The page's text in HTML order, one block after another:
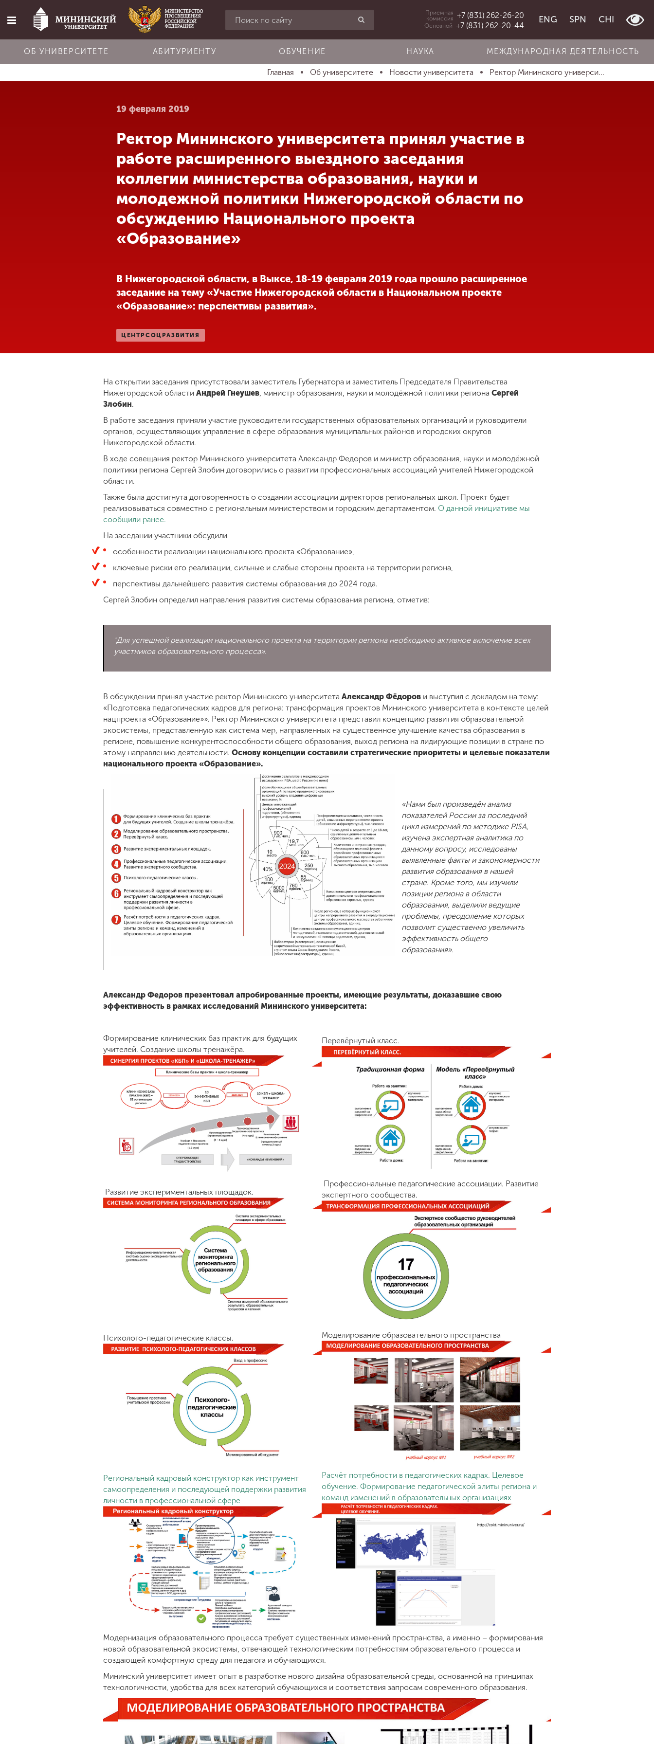
Главная
Приемная
комиссия +7 (831) 262-26-20
Основной +7 (831) 262-20-44
ENG SPN CHI
ОБ УНИВЕРСИТЕТЕ АБИТУРИЕНТУ ОБУЧЕНИЕ НАУКА МЕЖДУНАРОДНАЯ ДЕЯТЕЛЬНОСТЬ
Главная Об университете Новости университета Ректор Мининского универси...
19 февраля 2019
Ректор Мининского университета принял участие в
работе расширенного выездного заседания
коллегии министерства образования, науки и
молодежной политики Нижегородской области по
обсуждению Национального проекта
«Образование»
В Нижегородской области, в Выксе, 18-19 февраля 2019 года прошло расширенное
заседание на тему «Участие Нижегородской области в Национальном проекте
«Образование»: перспективы развития».
ЦЕНТРСОЦРАЗВИТИЯ
На открытии заседания присутствовали заместитель Губернатора и заместитель Председателя Правительства
Нижегородской области Андрей Гнеушев, министр образования, науки и молодёжной политики региона Сергей
Злобин.
В работе заседания приняли участие руководители государственных образовательных организаций и руководители
органов, осуществляющих управление в сфере образования муниципальных районов и городских округов
Нижегородской области.
В ходе совещания ректор Мининского университета Александр Федоров и министр образования, науки и молодёжной
политики региона Сергей Злобин договорились о развитии профессиональных ассоциаций учителей Нижегородской
области.
Также была достигнута договоренность о создании ассоциации директоров региональных школ. Проект будет
реализовываться совместно с региональным министерством и городским департаментом. О данной инициативе мы
сообщили ранее.
На заседании участники обсудили
особенности реализации национального проекта «Образование»,
ключевые риски его реализации, сильные и слабые стороны проекта на территории региона,
перспективы дальнейшего развития системы образования до 2024 года.
Сергей Злобин определил направления развития системы образования региона, отметив:
"Для успешной реализации национального проекта на территории региона необходимо активное включение всех
участников образовательного процесса».
В обсуждении принял участие ректор Мининского университета Александр Фёдоров и выступил с докладом на тему:
«Подготовка педагогических кадров для региона: трансформация проектов Мининского университета в контексте целей
нацпроекта «Образование»». Ректор Мининского университета представил концепцию развития образовательной
экосистемы, представленную как система мер, направленных на существенное улучшение качества образования в
регионе, повышение конкурентоспособности общего образования, выход региона на лидирующие позиции в стране по
этому направлению деятельности. Основу концепции составили стратегические приоритеты и целевые показатели
национального проекта «Образование».
«Нами был произведён анализ
показателей России за последний
цикл измерений по методике PISA,
изучена экспертная аналитика по
данному вопросу, исследованы
выявленные факты и закономерности
развития образования в нашей
стране. Кроме того, мы изучили
позиции региона в области
образования, выделили ведущие
проблемы, преодоление которых
позволит существенно увеличить
эффективность общего
образования».
Александр Федоров презентовал апробированные проекты, имеющие результаты, доказавшие свою
эффективность в рамках исследований Мининского университета:
Формирование клинических баз практик для будущих
учителей. Создание школы тренажёра.
Перевёрнутый класс.
Развитие экспериментальных площадок.
Профессиональные педагогические ассоциации. Развитие
экспертного сообщества.
Психолого-педагогические классы. Моделирование образовательного пространства
Региональный кадровый конструктор как инструмент
самоопределения и последующей поддержки развития
личности в профессиональной сфере
Расчёт потребности в педагогических кадрах. Целевое
обучение. Формирование педагогической элиты региона и
команд изменений в образовательных организациях
Модернизация образовательного процесса требует существенных изменений пространства, а именно – формирования
новой образовательной экосистемы, отвечающей технологическим потребностям образовательного процесса и
создающей комфортную среду для педагога и обучающихся.
Мининский университет имеет опыт в разработке нового дизайна образовательной среды, основанной на принципах
технологичности, удобства для всех категорий обучающихся и соответствия запросам современного образования.